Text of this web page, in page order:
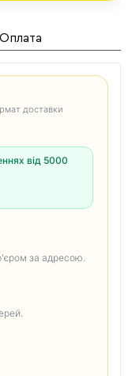
Оплата
доставки
від 5000
за адресою.